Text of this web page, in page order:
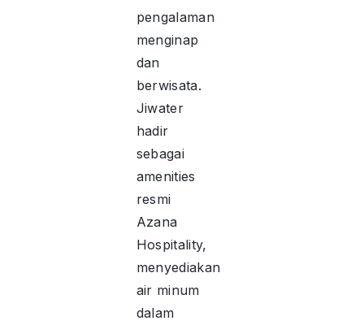
pengalaman
menginap
dan
berwisata.
Jiwater
hadir
sebagai
amenities
resmi
Azana
Hospitality,
menyediakan
air minum
dalam